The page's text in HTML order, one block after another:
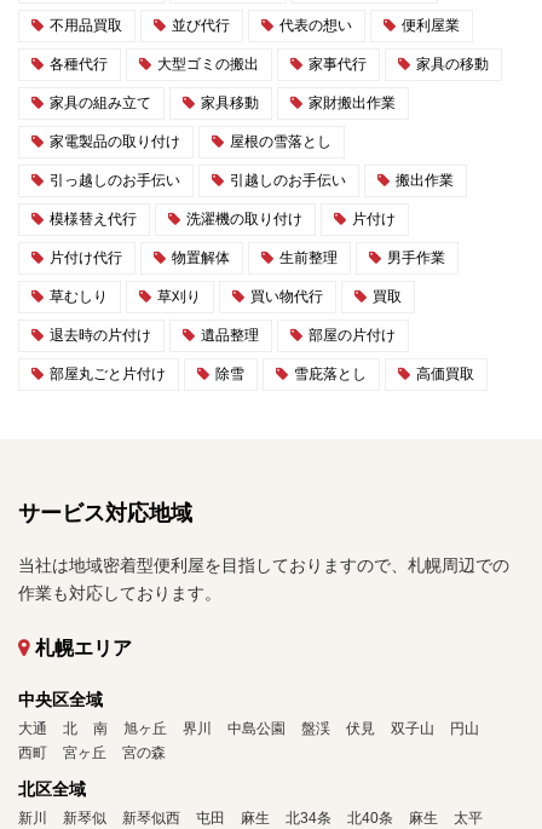
不用品買取 並び代行 代表の想い 便利屋業
各種代行 大型ゴミの搬出 家事代行 家具の移動
家具の組み立て 家具移動 家財搬出作業
家電製品の取り付け 屋根の雪落とし
引っ越しのお手伝い 引越しのお手伝い 搬出作業
模様替え代行 洗濯機の取り付け 片付け
片付け代行 物置解体 生前整理 男手作業
草むしり 草刈り 買い物代行 買取
退去時の片付け 遺品整理 部屋の片付け
部屋丸ごと片付け 除雪 雪庇落とし 高価買取
サービス対応地域
当社は地域密着型便利屋を目指しておりますので、札幌周辺での
作業も対応しております。
札幌エリア
中央区全域
大通 北 南 旭ヶ丘 界川 中島公園 盤渓 伏見 双子山
円山
西町
宮ヶ丘 宮の森
北区全域
新川 新琴似 新琴似西 屯田 麻生 北34条 北40条 麻生
太平